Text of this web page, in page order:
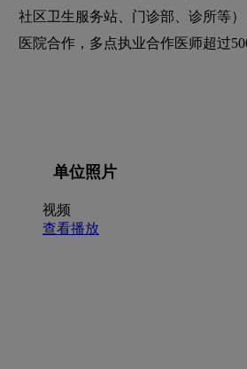
社区卫生服务站、门诊部、诊所等
医院合作，多点执业合作医师超过
单位照片
视频
查看播放